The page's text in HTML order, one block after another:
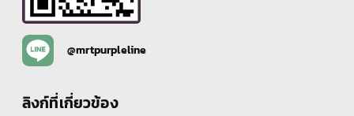
@mrtpurpleline
ลิงก์ที่เกี่ยวข้อง